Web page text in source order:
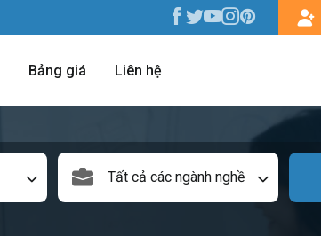
Bảng giá Liên hệ
Tất cả các ngành nghề